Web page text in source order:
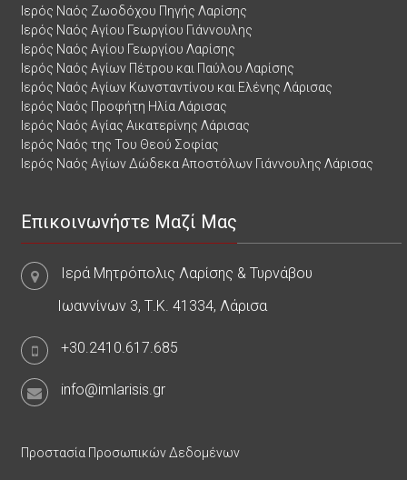
Ιερός Ναός Ζωοδόχου Πηγής Λαρίσης
Ιερός Ναός Αγίου Γεωργίου Γιάννουλης
Ιερός Ναός Αγίου Γεωργίου Λαρίσης
Ιερός Ναός Αγίων Πέτρου και Παύλου Λαρίσης
Ιερός Ναός Αγίων Κωνσταντίνου και Ελένης Λάρισας
Ιερός Ναός Προφήτη Ηλία Λάρισας
Ιερός Ναός Αγίας Αικατερίνης Λάρισας
Ιερός Ναός της Του Θεού Σοφίας
Ιερός Ναός Αγίων Δώδεκα Αποστόλων Γιάννουλης Λάρισας
Επικοινωνήστε Μαζί Μας
Ιερά Μητρόπολις Λαρίσης & Τυρνάβου
Ιωαννίνων 3, Τ.Κ. 41334, Λάρισα
+30.2410.617.685
info@imlarisis.gr
Προστασία Προσωπικών Δεδομένων